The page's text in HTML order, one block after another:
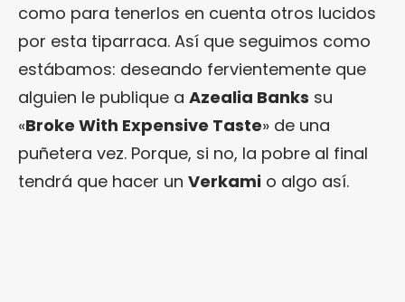
como para tenerlos en cuenta otros lucidos
por esta tiparraca. Así que seguimos como
estábamos: deseando fervientemente que
alguien le publique a Azealia Banks su
«Broke With Expensive Taste» de una
puñetera vez. Porque, si no, la pobre al final
tendrá que hacer un Verkami o algo así.